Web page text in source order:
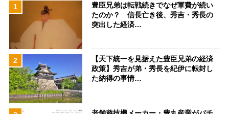
1
豊臣兄弟は転戦続きでなぜ軍費が続い
たのか？ 信長亡き後、秀吉・秀長の
突出した経済…
2
【天下統一を見据えた豊臣兄弟の経済
政策】秀吉が弟・秀長を紀伊に転封し
た納得の事情…